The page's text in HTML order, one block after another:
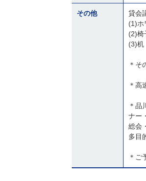
その他
貸会
(1)ホ
(2)椅
(3)机
＊そ
＊高
＊品
ナー
総会
多目
＊ご